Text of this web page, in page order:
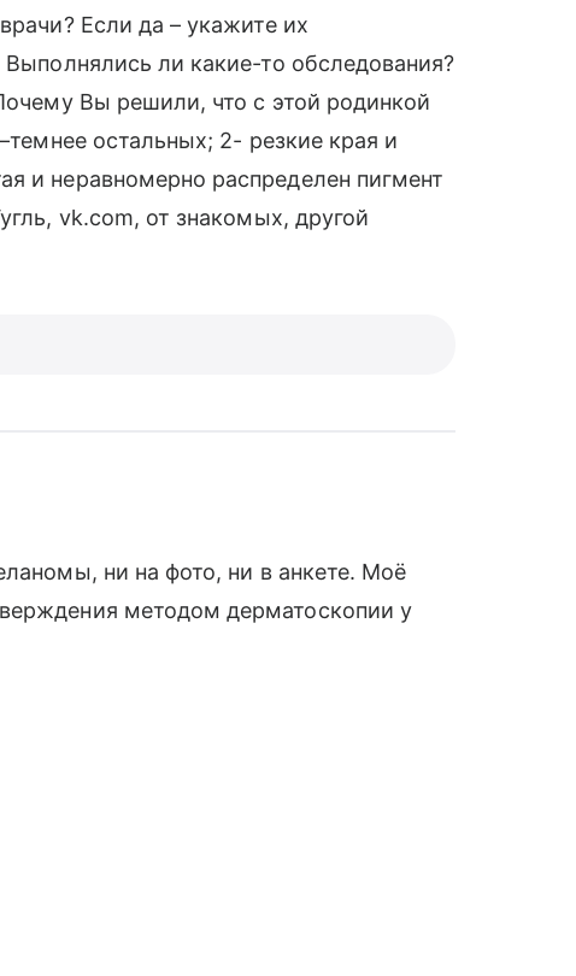
Если да – укажите их
ли какие-то обследования?
Вы решили, что с этой родинкой
остальных; 2- резкие края и
и неравномерно распределен пигмент
vk.com, от знакомых, другой
ни на фото, ни в анкете. Моё
методом дерматоскопии у